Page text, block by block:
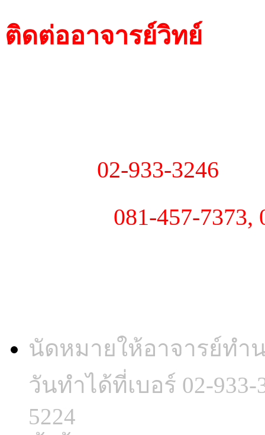
ติดต่ออาจารย์วิทย์
02-933-3246
081-457-7373,
นัดหมายให้อาจารย์ทำ
วันทำได้ที่เบอร์ 02-933-
5224